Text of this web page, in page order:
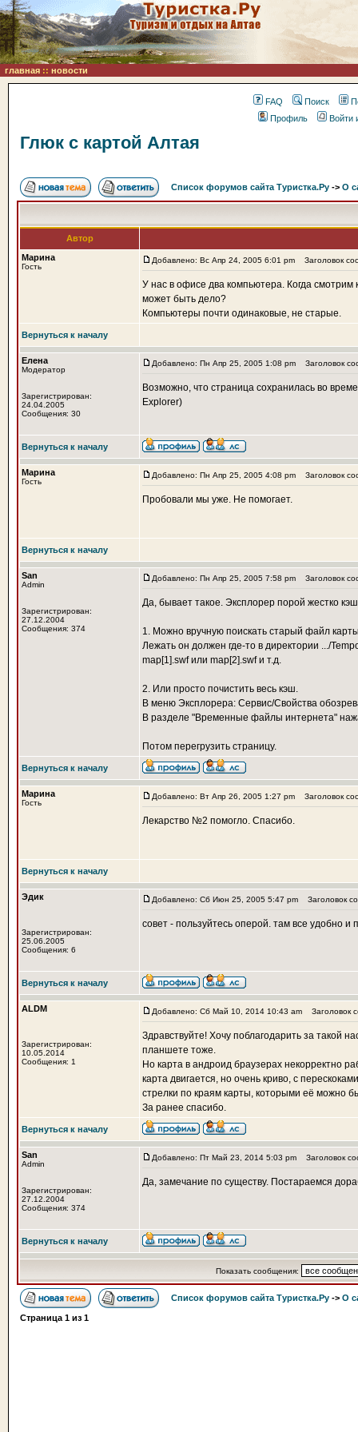
главная :: новости
FAQ Поиск
Профиль
Войти
Глюк с картой Алтая
Список форумов сайта Туристка.Ру -> О
Автор
Марина
Гость
Добавлено: Вс Апр 24, 2005 6:01 pm Заголовок
У нас в офисе два компьютера. Когда
может быть дело?
Компьютеры почти одинаковые, не старые.
Вернуться к началу
Елена
Модератор
Зарегистрирован:
24.04.2005
Сообщения: 30
Добавлено: Пн Апр 25, 2005 1:08 pm Заголовок
Возможно, что страница сохранилась во
Explorer)
Вернуться к началу
Марина
Гость
Добавлено: Пн Апр 25, 2005 4:08 pm Заголовок
Пробовали мы уже. Не помогает.
Вернуться к началу
San
Admin
Зарегистрирован:
27.12.2004
Сообщения: 374
Добавлено: Пн Апр 25, 2005 7:58 pm Заголовок
Да, бывает такое. Эксплорер порой жестко
1. Можно вручную поискать старый файл
Лежать он должен где-то в директории .../
map[1].swf или map[2].swf и т.д.
2. Или просто почистить весь кэш.
В меню Эксплорера: Сервис/Свойства
В разделе "Временные файлы интернета"
Потом перегрузить страницу.
Вернуться к началу
Марина
Гость
Добавлено: Вт Апр 26, 2005 1:27 pm Заголовок
Лекарство №2 помогло. Спасибо.
Вернуться к началу
Эдик
Зарегистрирован:
25.06.2005
Сообщения: 6
Добавлено: Сб Июн 25, 2005 5:47 pm Заголовок
совет - пользуйтесь оперой. там все удобно и
Вернуться к началу
ALDM
Зарегистрирован:
10.05.2014
Сообщения: 1
Добавлено: Сб Май 10, 2014 10:43 am Заголовок
Здравствуйте! Хочу поблагодарить за такой
планшете тоже.
Но карта в андроид браузерах некорректно
карта двигается, но очень криво, с
стрелки по краям карты, которыми её можно
За ранее спасибо.
Вернуться к началу
San
Admin
Зарегистрирован:
27.12.2004
Сообщения: 374
Добавлено: Пт Май 23, 2014 5:03 pm Заголовок
Да, замечание по существу. Постараемся
Вернуться к началу
Показать сообщения:
Список форумов сайта Туристка.Ру -> О
Страница 1 из 1